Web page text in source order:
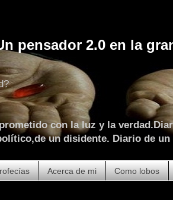
pensador 2.0 en la
con la luz y la
un disidente. Diario de
Acerca de mi Como lobos